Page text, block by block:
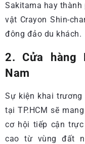
Sakitama hay thành
vật Crayon Shin-
đông đảo du khách.
2. Cửa hàng
Nam
Sự kiện khai
tại TP.HCM sẽ
cơ hội tiếp cận
cao từ vùng đất